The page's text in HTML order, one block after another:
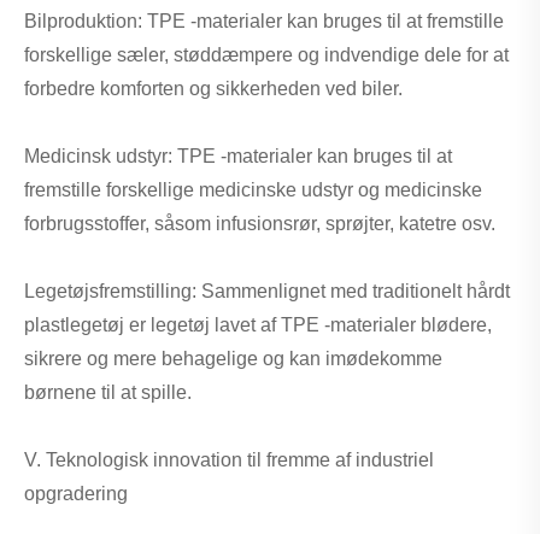
Bilproduktion: TPE -materialer kan bruges til at fremstille
forskellige sæler, støddæmpere og indvendige dele for at
forbedre komforten og sikkerheden ved biler.
Medicinsk udstyr: TPE -materialer kan bruges til at
fremstille forskellige medicinske udstyr og medicinske
forbrugsstoffer, såsom infusionsrør, sprøjter, katetre osv.
Legetøjsfremstilling: Sammenlignet med traditionelt hårdt
plastlegetøj er legetøj lavet af TPE -materialer blødere,
sikrere og mere behagelige og kan imødekomme
børnene til at spille.
V. Teknologisk innovation til fremme af industriel
opgradering